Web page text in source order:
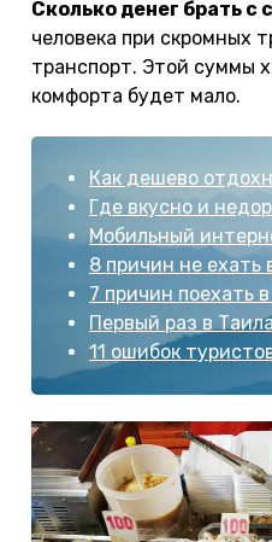
Сколько денег брать с
человека при скромных
транспорт. Этой суммы
комфорта будет мало.
Как дешево
Где вкусно и
Мобильный
8 причин не ехать
7 причин поехать
Первый раз в
11 ошибок